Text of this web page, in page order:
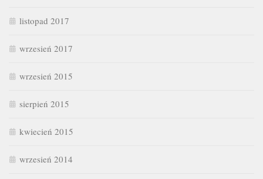
listopad 2017
wrzesień 2017
wrzesień 2015
sierpień 2015
kwiecień 2015
wrzesień 2014